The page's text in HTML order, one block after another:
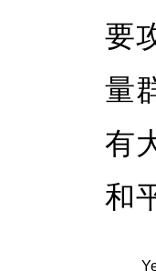
要
量
有
和